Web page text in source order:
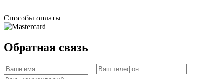
Способы оплаты
Обратная связь